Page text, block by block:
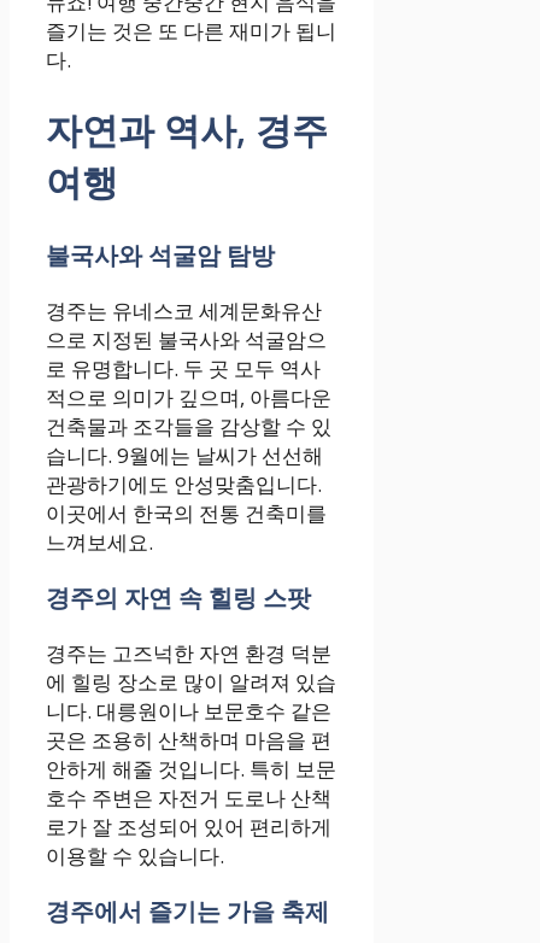
즐기는 것은 또 다른 재미가 됩니
다.
자연과 역사, 경주
여행
불국사와 석굴암 탐방
경주는 유네스코 세계문화유산
으로 지정된 불국사와 석굴암으
로 유명합니다. 두 곳 모두 역사
적으로 의미가 깊으며, 아름다운
건축물과 조각들을 감상할 수 있
습니다. 9월에는 날씨가 선선해
관광하기에도 안성맞춤입니다.
이곳에서 한국의 전통 건축미를
느껴보세요.
경주의 자연 속 힐링 스팟
경주는 고즈넉한 자연 환경 덕분
에 힐링 장소로 많이 알려져 있습
니다. 대릉원이나 보문호수 같은
곳은 조용히 산책하며 마음을 편
안하게 해줄 것입니다. 특히 보문
호수 주변은 자전거 도로나 산책
로가 잘 조성되어 있어 편리하게
이용할 수 있습니다.
경주에서 즐기는 가을 축제